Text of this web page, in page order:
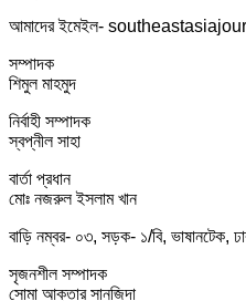
আমাদের ইমেইল-
সম্পাদক
শিমুল মাহমুদ
নির্বাহী সম্পাদক
স্বপ্নীল সাহা
বার্তা প্রধান
মোঃ নজরুল ইসলাম খান
বাড়ি নম্বর- ০৩, সড়ক- ১/বি, ভাষানটেক,
সৃজনশীল সম্পাদক
সোমা আক্তার সানজিদা